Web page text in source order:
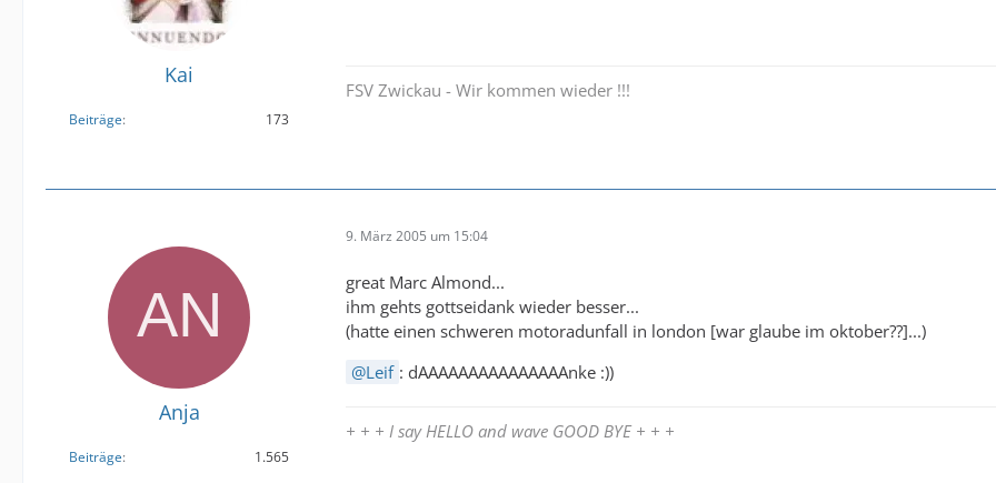
Kai
Beiträge 173
FSV Zwickau - Wir kommen wieder !!!
Anja
Beiträge 1.565
9. März 2005 um 15:04
great Marc Almond...
ihm gehts gottseidank wieder besser...
(hatte einen schweren motoradunfall in london [war glaube im oktober??]...)
Leif : dAAAAAAAAAAAAAAAnke :))
+ + + I say HELLO and wave GOOD BYE + + +